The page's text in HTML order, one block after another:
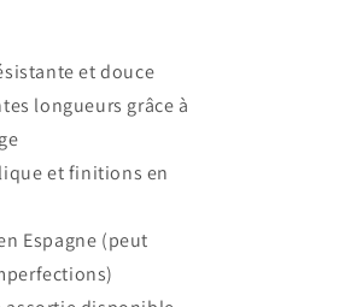
et douce
longueurs grâce à
et finitions en
Espagne (peut